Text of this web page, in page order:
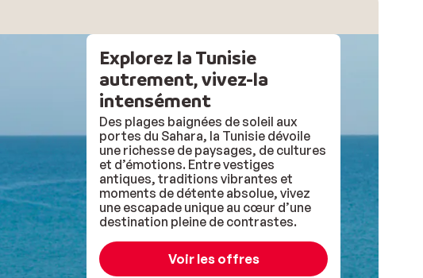
Explorez la Tunisie
autrement, vivez-la
intensément
Des plages baignées de soleil aux
portes du Sahara, la Tunisie dévoile
une richesse de paysages, de cultures
et d’émotions. Entre vestiges
antiques, traditions vibrantes et
moments de détente absolue, vivez
une escapade unique au cœur d’une
destination pleine de contrastes.
Voir les offres